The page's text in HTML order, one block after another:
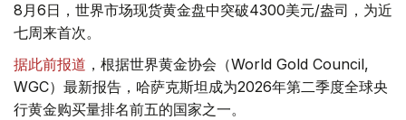
8月6日，世界市场现货黄金盘中突破4300美元/盎司，为近
七周来首次。
据此前报道 ，根据世界黄金协会（World Gold Council,
WGC）最新报告，哈萨克斯坦成为2026年第二季度全球央
行黄金购买量排名前五的国家之一。